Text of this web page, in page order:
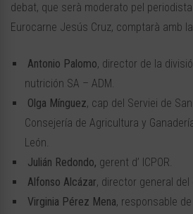
debat, que serà moderato pel
Eurocarne Jesús Cruz, comptarà amb
Antonio Palomo, director de la
nutrición SA – ADM.
Olga Mínguez, cap del Serviei de
Consejería de Agricultura y
León.
Julián Redondo, gerent d’ ICPOR.
Alfonso Alcázar, director general del
Virginia Pérez Mena, responsable